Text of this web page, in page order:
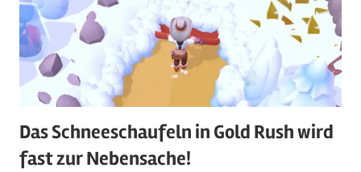
Das Schneeschaufeln in Gold Rush wird
fast zur Nebensache!